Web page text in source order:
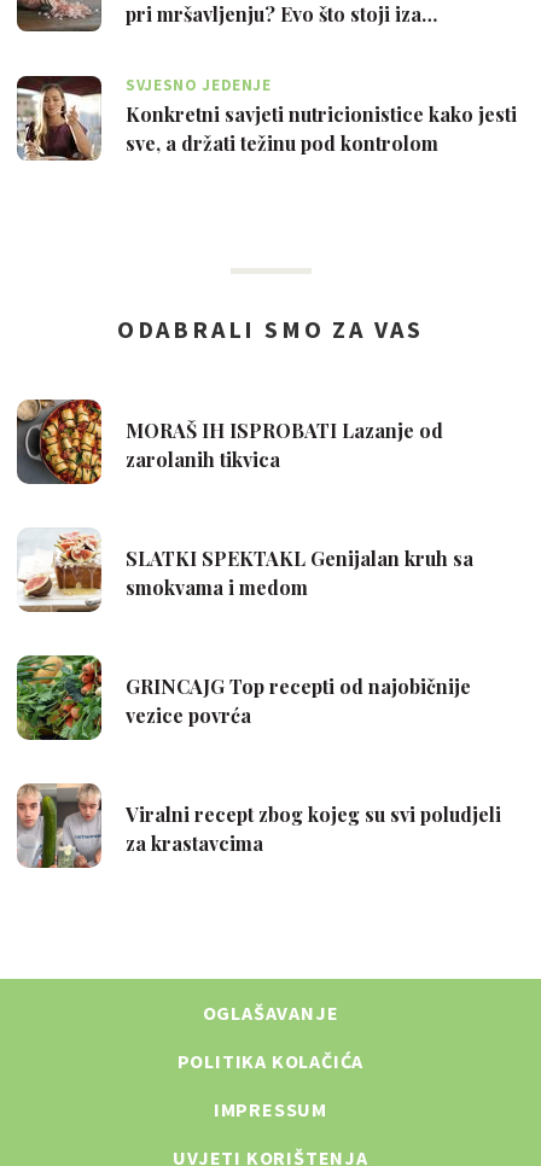
pri mršavljenju? Evo što stoji iza…
SVJESNO JEDENJE
Konkretni savjeti nutricionistice kako jesti
sve, a držati težinu pod kontrolom
OGLAŠAVANJE
POLITIKA KOLAČIĆA
IMPRESSUM
UVJETI KORIŠTENJA